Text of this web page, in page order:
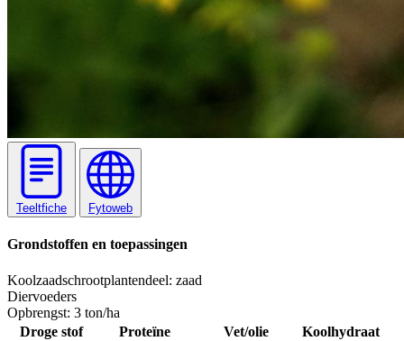
Teeltfiche Fytoweb
Grondstoffen en toepassingen
Koolzaadschrootplantendeel: zaad
Diervoeders
Opbrengst: 3 ton/ha
Droge stof
Proteïne Vet/olie
Koolhydraat